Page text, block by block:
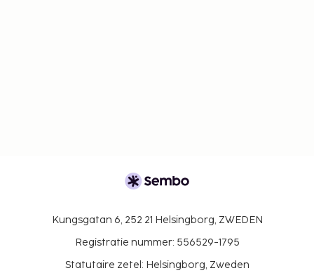
Kungsgatan 6, 252 21 Helsingborg, ZWEDEN
Registratie nummer: 556529-1795
Statutaire zetel: Helsingborg, Zweden